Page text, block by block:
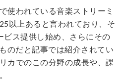
使われている音楽ストリーミ
以上あると言われており、そ
ビス提供し始め、さらにその
のだと記事では紹介されてい
カでのこの分野の成長や、課